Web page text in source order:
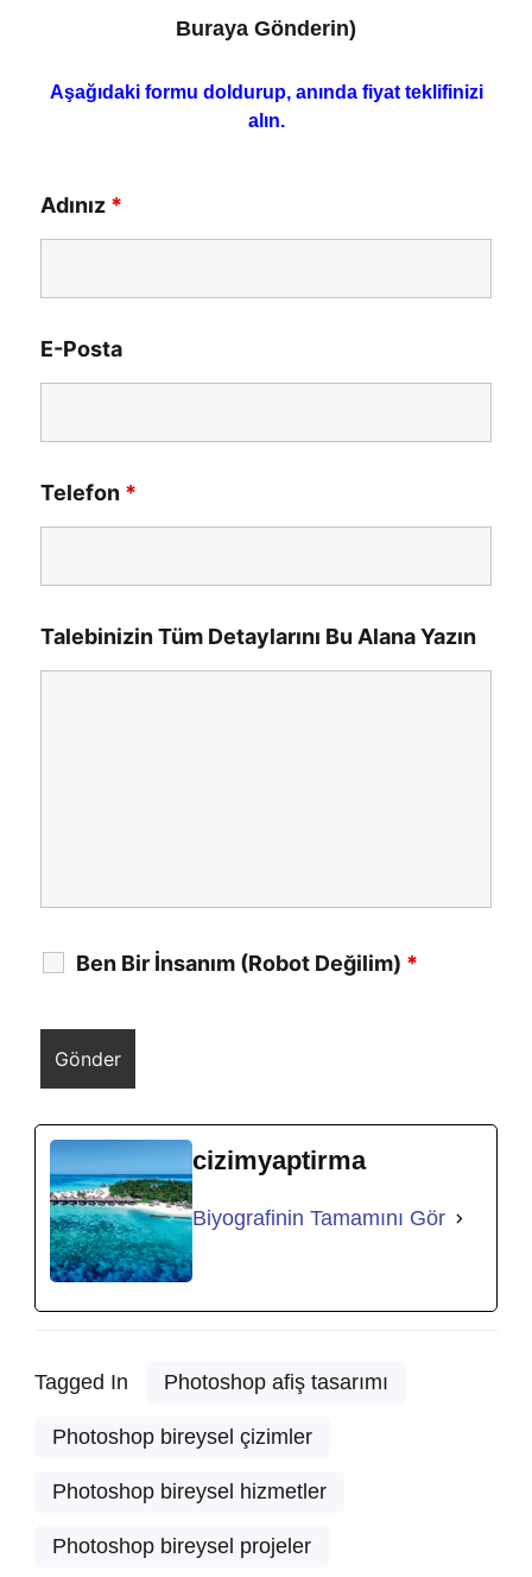
Buraya Gönderin)
Aşağıdaki formu doldurup, anında fiyat teklifinizi
alın.
Adınız *
E-Posta
Telefon *
Talebinizin Tüm Detaylarını Bu Alana Yazın
Ben Bir İnsanım (Robot Değilim) *
cizimyaptirma
Biyografinin Tamamını Gör
Tagged In Photoshop afiş tasarımı
Photoshop bireysel çizimler
Photoshop bireysel hizmetler
Photoshop bireysel projeler